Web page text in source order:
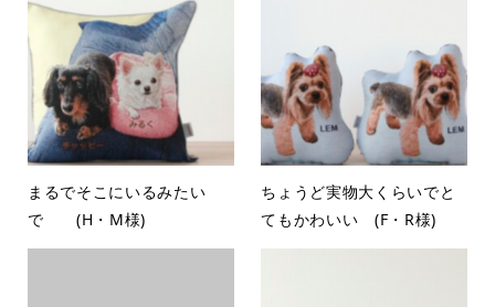
まるでそこにいるみたい
で (H・M様)
ちょうど実物大くらいでと
てもかわいい (F・R様)